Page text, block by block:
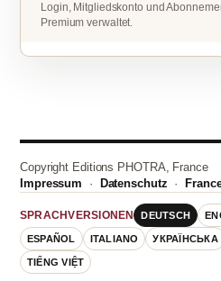
Login, Mitgliedskonto und
Premium verwaltet.
Copyright Editions PHOTRA, France
Impressum · Datenschutz ·
SPRACHVERSIONEN DEUTSCH
ESPAÑOL ITALIANO УКРАЇНСЬКА
TIẾNG VIỆT